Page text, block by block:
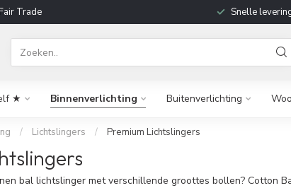
Trade Snelle
★ Binnenverlichting Buitenverlichting
/ Lichtslingers / Premium Lichtslingers
bal lichtslinger met verschillende groottes bollen? Cotton